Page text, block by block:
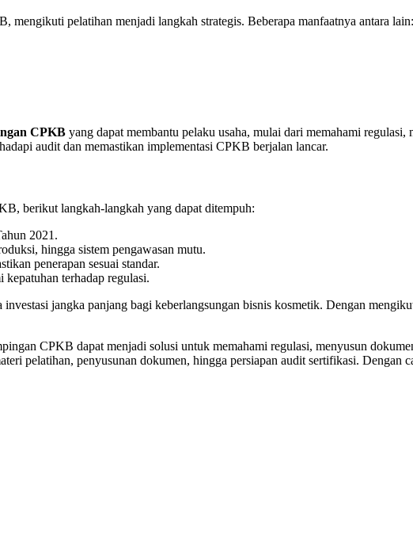
mengikuti pelatihan menjadi langkah strategis. Beberapa manfaatnya antara lain:
CPKB yang dapat membantu pelaku usaha, mulai dari memahami
audit dan memastikan implementasi CPKB berjalan lancar.
berikut langkah-langkah yang dapat ditempuh:
2021.
hingga sistem pengawasan mutu.
penerapan sesuai standar.
terhadap regulasi.
jangka panjang bagi keberlangsungan bisnis kosmetik. Dengan
CPKB dapat menjadi solusi untuk memahami regulasi, menyusun
pelatihan, penyusunan dokumen, hingga persiapan audit sertifikasi.